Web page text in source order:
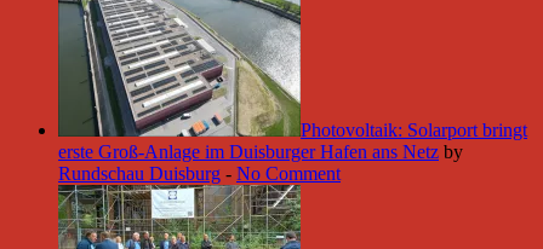
Photovoltaik: Solarport bringt
erste Groß-Anlage im Duisburger Hafen ans Netz by
Rundschau Duisburg - No Comment